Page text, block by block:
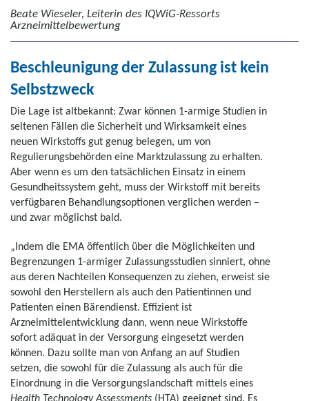
Beate Wieseler, Leiterin des IQWiG-Ressorts
Arzneimittelbewertung
Beschleunigung der Zulassung ist kein
Selbstzweck
Die Lage ist altbekannt: Zwar können 1-armige Studien in
seltenen Fällen die Sicherheit und Wirksamkeit eines
neuen Wirkstoffs gut genug belegen, um von
Regulierungsbehörden eine Marktzulassung zu erhalten.
Aber wenn es um den tatsächlichen Einsatz in einem
Gesundheitssystem geht, muss der Wirkstoff mit bereits
verfügbaren Behandlungsoptionen verglichen werden –
und zwar möglichst bald.
„Indem die EMA öffentlich über die Möglichkeiten und
Begrenzungen 1-armiger Zulassungsstudien sinniert, ohne
aus deren Nachteilen Konsequenzen zu ziehen, erweist sie
sowohl den Herstellern als auch den Patientinnen und
Patienten einen Bärendienst. Effizient ist
Arzneimittelentwicklung dann, wenn neue Wirkstoffe
sofort adäquat in der Versorgung eingesetzt werden
können. Dazu sollte man von Anfang an auf Studien
setzen, die sowohl für die Zulassung als auch für die
Einordnung in die Versorgungslandschaft mittels eines
Health Technology Assessments (HTA) geeignet sind. Es